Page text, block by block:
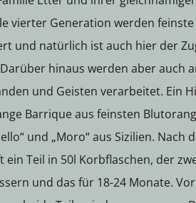
vierter Generation werden
und natürlich ist auch hier der
hinaus werden aber auch
und Geisten verarbeitet. Ein
Barrique aus feinsten
und „Moro“ aus Sizilien. Nach
ein Teil in 50l Korbflaschen, der
und das für 18-24 Monate.